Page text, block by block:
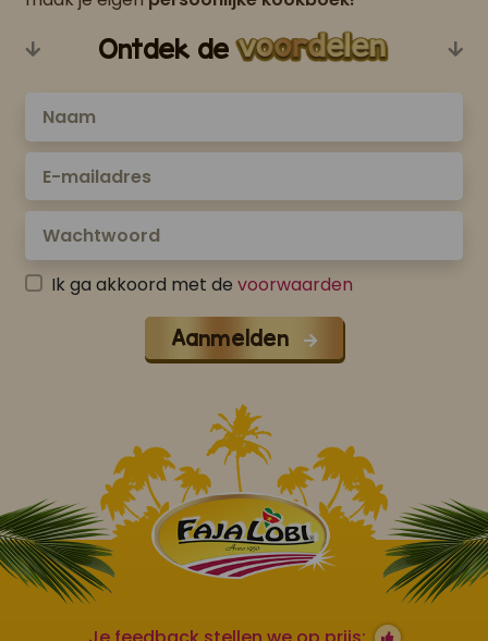
Ontdek de
Ik ga akkoord met de voorwaarden
Aanmelden